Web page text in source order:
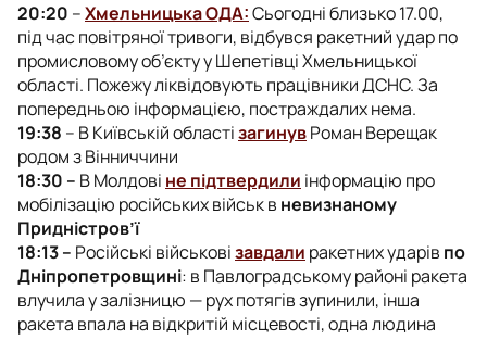
20:20 –Хмельницька ОДА:Сьогодні близько 17.00,
під час повітряної тривоги, відбувся ракетний удар по
промисловому об’єкту у Шепетівці Хмельницької
області. Пожежу ліквідовують працівники ДСНС. За
попередньою інформацією, постраждалих нема.
19:38 – В Київській областізагинувРоман Верещак
родом з Вінниччини
18:30 – В Молдові не підтвердили інформацію про
мобілізацію російських військ в невизнаному
Придністров’ї
18:13 – Російські військовізавдали ракетних ударів по
Дніпропетровщині: в Павлоградському районі ракета
влучила у залізницю — рух потягів зупинили, інша
ракета впала на відкритій місцевості, одна людина